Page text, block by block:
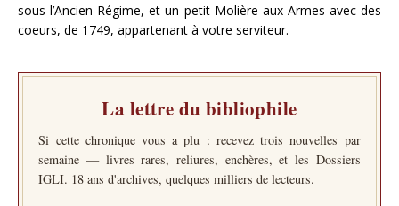
sous l’Ancien Régime, et un petit Molière aux Armes avec des
coeurs, de 1749, appartenant à votre serviteur.
La lettre du bibliophile
Si cette chronique vous a plu : recevez trois nouvelles par
semaine — livres rares, reliures, enchères, et les Dossiers
IGLI. 18 ans d'archives, quelques milliers de lecteurs.